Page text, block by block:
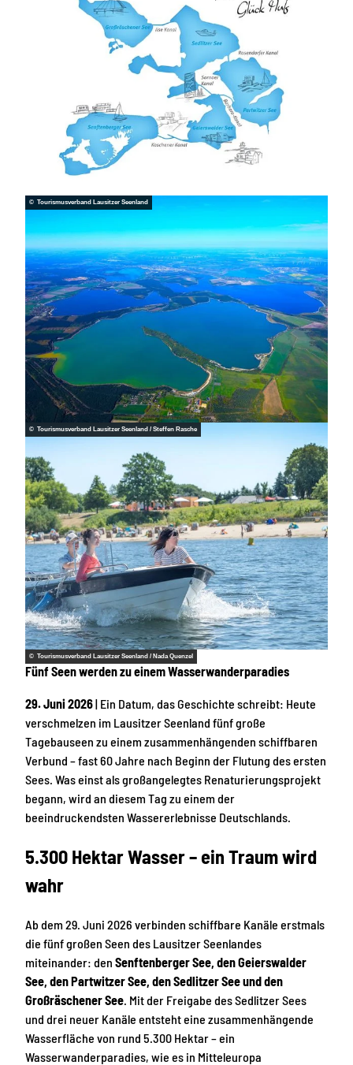
© Tourismusverband Lausitzer Seenland
© Tourismusverband Lausitzer Seenland / Steffen Rasche
© Tourismusverband Lausitzer Seenland / Nada Quenzel
Fünf Seen werden zu einem Wasserwanderparadies
29. Juni 2026| Ein Datum, das Geschichte schreibt: Heute
verschmelzen im Lausitzer Seenland fünf große
Tagebauseen zu einem zusammenhängenden schiffbaren
Verbund – fast 60 Jahre nach Beginn der Flutung des ersten
Sees. Was einst als großangelegtes Renaturierungsprojekt
begann, wird an diesem Tag zu einem der
beeindruckendsten Wassererlebnisse Deutschlands.
5.300 Hektar Wasser – ein Traum wird
wahr
Ab dem 29. Juni 2026 verbinden schiffbare Kanäle erstmals
die fünf großen Seen des Lausitzer Seenlandes
miteinander: den Senftenberger See, den Geierswalder
See, den Partwitzer See, den Sedlitzer See und den
Großräschener See . Mit der Freigabe des Sedlitzer Sees
und drei neuer Kanäle entsteht eine zusammenhängende
Wasserfläche von rund 5.300 Hektar – ein
Wasserwanderparadies, wie es in Mitteleuropa